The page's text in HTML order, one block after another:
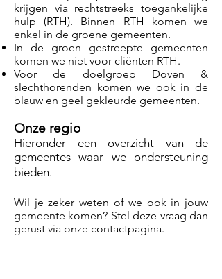
krijgen via rechtstreeks toegankelijke
hulp (RTH). Binnen RTH komen we
enkel in de groene gemeenten.
In de groen gestreepte gemeenten
komen we niet voor cliënten RTH.
Voor de doelgroep Doven &
slechthorenden komen we ook in de
blauw en geel gekleurde gemeenten.
Onze regio
Hieronder een overzicht van de
gemeentes waar we ondersteuning
bieden.
Wil je zeker weten of we ook in jouw
gemeente komen? Stel deze vraag dan
gerust via onze contactpagina.